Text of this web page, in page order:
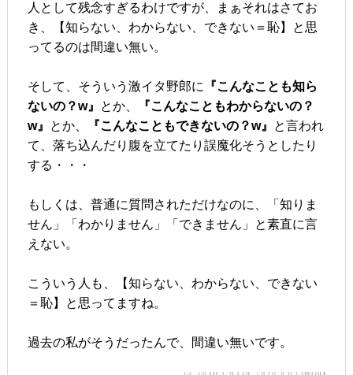
人として残念すぎるわけですが、まぁそれはさてお
き、【知らない、わからない、できない＝恥】と思
ってるのは間違い無い。
そして、そういう激イタ野郎に
『こんなことも知ら
ないの？w』
とか、
『こんなこともわからないの？
w』
とか、 『こんなこともできないの？w』
と言われ
て、落ち込んだり腹を立てたり誤魔化そうとしたり
する・・・
もしくは、普通に質問されただけなのに、「知りま
せん」「わかりません」「できません」と素直に言
えない。
こういう人も、【知らない、わからない、できない
＝恥】と思ってますね。
過去の私がそうだったんで、間違い無いです。